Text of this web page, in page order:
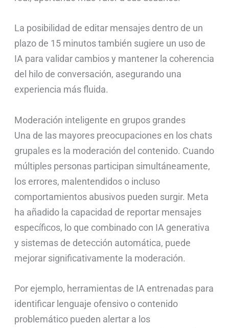
La posibilidad de editar mensajes dentro de un
plazo de 15 minutos también sugiere un uso de
IA para validar cambios y mantener la coherencia
del hilo de conversación, asegurando una
experiencia más fluida.
Moderación inteligente en grupos grandes
Una de las mayores preocupaciones en los chats
grupales es la moderación del contenido. Cuando
múltiples personas participan simultáneamente,
los errores, malentendidos o incluso
comportamientos abusivos pueden surgir. Meta
ha añadido la capacidad de reportar mensajes
específicos, lo que combinado con IA generativa
y sistemas de detección automática, puede
mejorar significativamente la moderación.
Por ejemplo, herramientas de IA entrenadas para
identificar lenguaje ofensivo o contenido
problemático pueden alertar a los